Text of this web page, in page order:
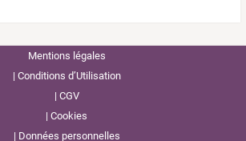
Mentions légales
Conditions d’Utilisation
CGV
Cookies
Données personnelles